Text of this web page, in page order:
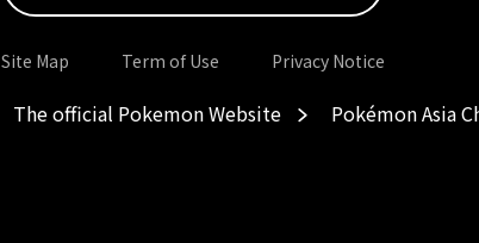
Site Map Term of Use Privacy Notice
The official Pokemon Website Pokémon Asia